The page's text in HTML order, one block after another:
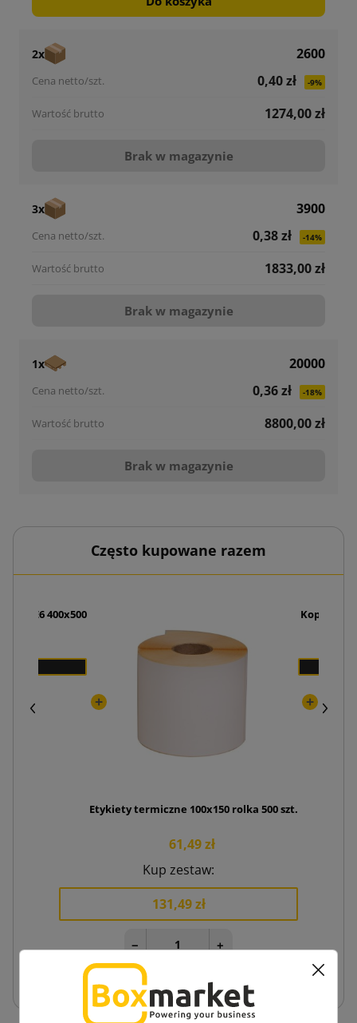
2x
2600
0,40 zł
-9%
1274,00 zł
Brak w magazynie
3x
3900
0,38 zł
-14%
1833,00 zł
Brak w magazynie
1x
20000
0,36 zł
-18%
8800,00 zł
Brak w magazynie
Często kupowane razem
E6 400x500
Etykiety termiczne 100x150 rolka 500 szt.
61,49 zł
Koperty
Kup zestaw:
131,49 zł
− +
Dodaj do koszyka